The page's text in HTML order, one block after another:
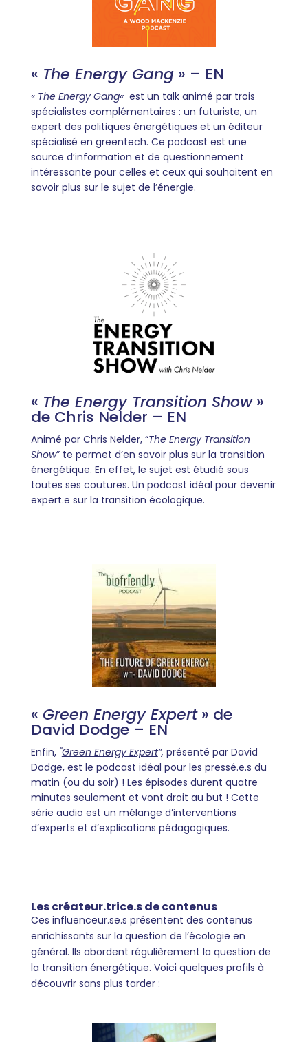
« The Energy Gang» – EN
« The Energy Gang« est un talk animé par trois
spécialistes complémentaires : un futuriste, un
expert des politiques énergétiques et un éditeur
spécialisé en greentech. Ce podcast est une
source d’information et de questionnement
intéressante pour celles et ceux qui souhaitent en
savoir plus sur le sujet de l’énergie.
« The Energy Transition Show»
de Chris Nelder – EN
Animé par Chris Nelder, “The Energy Transition
Show” te permet d’en savoir plus sur la transition
énergétique. En effet, le sujet est étudié sous
toutes ses coutures. Un podcast idéal pour devenir
expert.e sur la transition écologique.
« Green Energy Expert» de
David Dodge – EN
Enfin, "Green Energy Expert”, présenté par David
Dodge, est le podcast idéal pour les pressé.e.s du
matin (ou du soir) ! Les épisodes durent quatre
minutes seulement et vont droit au but ! Cette
série audio est un mélange d’interventions
d’experts et d’explications pédagogiques.
Les créateur.trice.s de contenus
Ces influenceur.se.s présentent des contenus
enrichissants sur la question de l’écologie en
général. Ils abordent régulièrement la question de
la transition énergétique. Voici quelques profils à
découvrir sans plus tarder :